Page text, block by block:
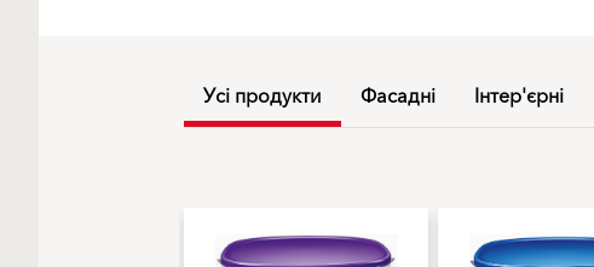
Усі продукти Фасадні Інтер'єрні